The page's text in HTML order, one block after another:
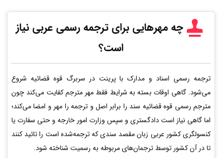
چه مهرهایی برای ترجمه رسمی عربی نیاز
است؟
ترجمه رسمی اسناد و مدارک با پرینت در سربرگ قوه قضائیه شروع
می‌شود. گاهی اوقات بسته به شرایط فقط مهر مترجم کفایت می‌کند چون
مترجم رسمی قوه قضائیه سند را برابر اصل و ترجمه را مهر و امضا می‌کند؛
اما گاهی نیاز است دادگستری و سپس وزارت امور خارجه و حتی سفارت یا
کنسولگری کشور عربی زبان مقصد سندی که ترجمه‌شده است را تائید کنند
تا در آن کشور توسط ترجمان‌های مربوطه به رسمیت شناخته شود.